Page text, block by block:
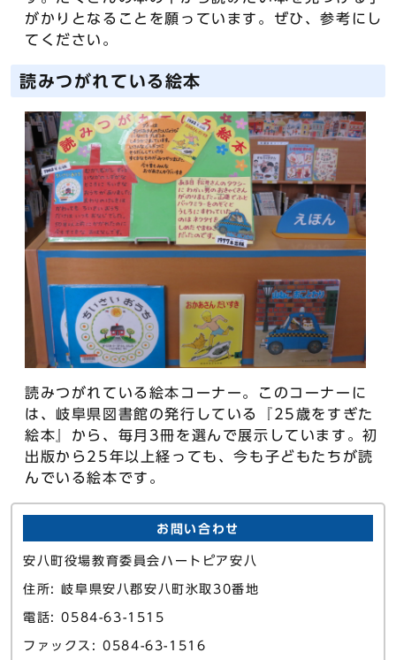
がかりとなることを願っています。ぜひ、参考にし
てください。
読みつがれている絵本
読みつがれている絵本コーナー。このコーナーに
は、岐阜県図書館の発行している『25歳をすぎた
絵本』から、毎月3冊を選んで展示しています。初
出版から25年以上経っても、今も子どもたちが読
んでいる絵本です。
お問い合わせ
安八町役場教育委員会ハートピア安八
住所: 岐阜県安八郡安八町氷取30番地
電話: 0584-63-1515
ファックス: 0584-63-1516